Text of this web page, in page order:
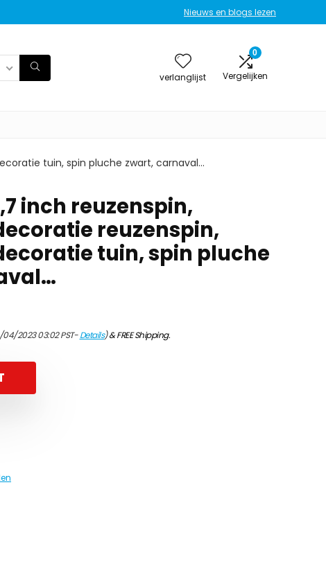
Nieuws en blogs lezen
verlanglijst
0
Vergelijken
tuin, spin pluche zwart, carnaval…
inch reuzenspin,
reuzenspin,
tuin, spin pluche
2023 03:02 PST-Details)&FREE Shipping.